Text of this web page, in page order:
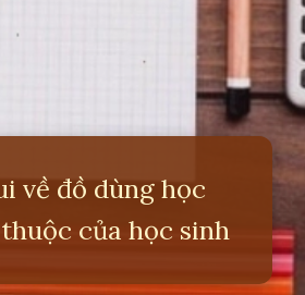
về đồ dùng học
của học sinh